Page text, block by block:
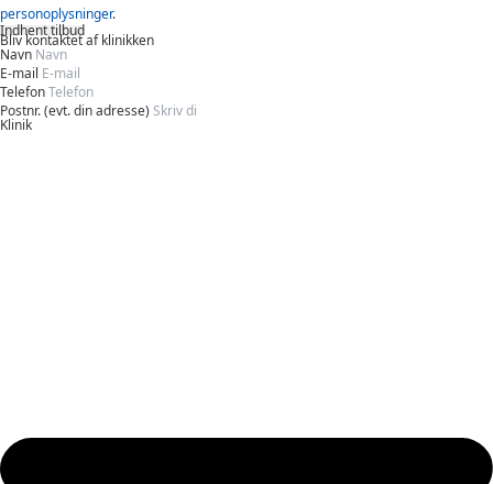
personoplysninger.
Indhent tilbud
Bliv kontaktet af klinikken
Navn
E-mail
Telefon
Postnr. (evt. din adresse)
Klinik